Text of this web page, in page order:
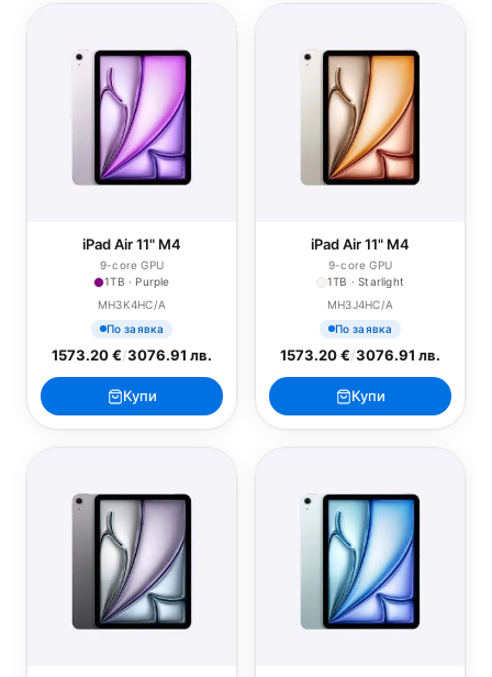
iPad Air 11" M4
9-core GPU
1TB · Purple
MH3K4HC/A
По заявка
1573.20 €/3076.91 лв.
Купи
iPad Air 11" M4
9-core GPU
1TB · Starlight
MH3J4HC/A
По заявка
1573.20 €/3076.91 лв.
Купи